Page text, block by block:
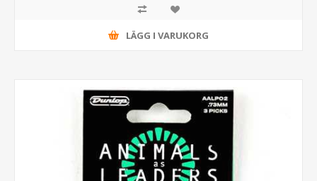
LÄGG I VARUKORG